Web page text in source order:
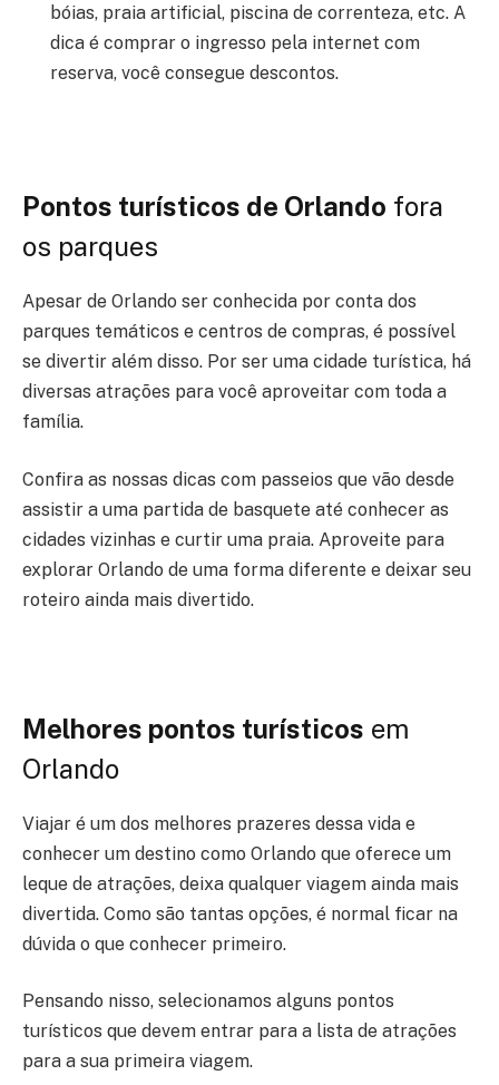
bóias, praia artificial, piscina de correnteza, etc. A
dica é comprar o ingresso pela internet com
reserva, você consegue descontos.
Pontos turísticos de Orlando fora
os parques
Apesar de Orlando ser conhecida por conta dos
parques temáticos e centros de compras, é possível
se divertir além disso. Por ser uma cidade turística, há
diversas atrações para você aproveitar com toda a
família.
Confira as nossas dicas com passeios que vão desde
assistir a uma partida de basquete até conhecer as
cidades vizinhas e curtir uma praia. Aproveite para
explorar Orlando de uma forma diferente e deixar seu
roteiro ainda mais divertido.
Melhores pontos turísticos em
Orlando
Viajar é um dos melhores prazeres dessa vida e
conhecer um destino como Orlando que oferece um
leque de atrações, deixa qualquer viagem ainda mais
divertida. Como são tantas opções, é normal ficar na
dúvida o que conhecer primeiro.
Pensando nisso, selecionamos alguns pontos
turísticos que devem entrar para a lista de atrações
para a sua primeira viagem.